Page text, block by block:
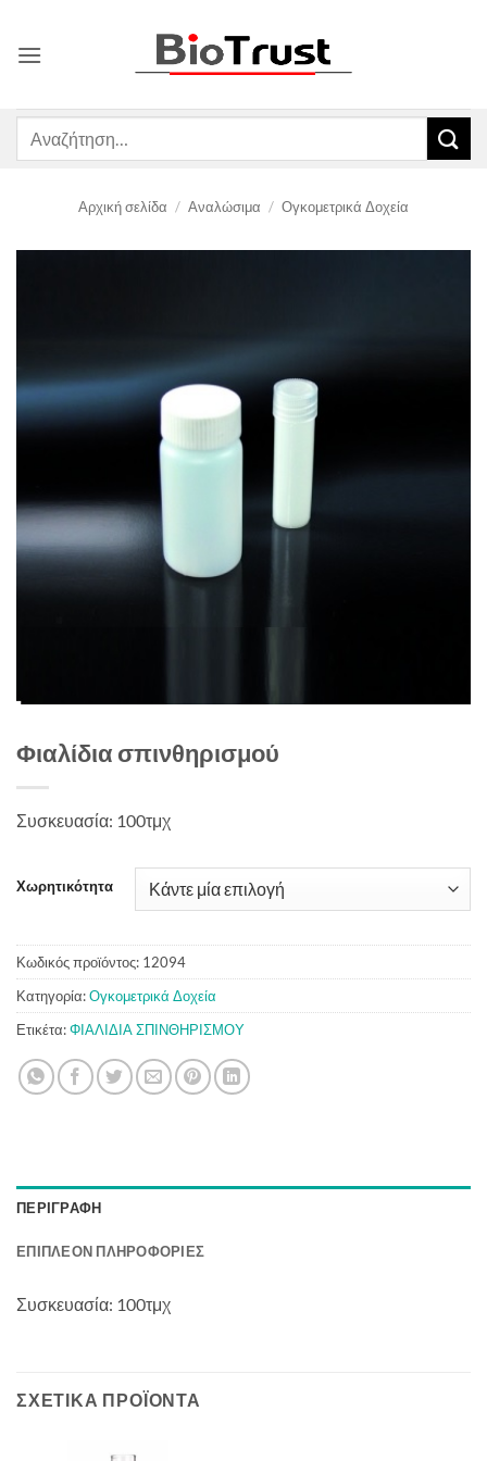
περιεχόμενο
Αναζήτηση
Αρχική σελίδα / Αναλώσιμα / Ογκομετρικά Δοχεία
Φιαλίδια σπινθηρισμού
Συσκευασία: 100τμχ
Χωρητικότητα
Κωδικός προϊόντος: 12094
Κατηγορία:Ογκομετρικά Δοχεία
Ετικέτα:ΦΙΑΛΙΔΙΑ ΣΠΙΝΘΗΡΙΣΜΟΥ
ΠΕΡΙΓΡΑΦΉ
ΕΠΙΠΛΈΟΝ ΠΛΗΡΟΦΟΡΊΕΣ
Συσκευασία: 100τμχ
ΣΧΕΤΙΚΆ ΠΡΟΪΌΝΤΑ